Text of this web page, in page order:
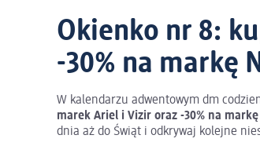
Okienko nr 8:
-30% na markę
W kalendarzu adwentowym dm
marek Ariel i Vizir oraz -30% na markę
dnia aż do Świąt i odkrywaj kolejne